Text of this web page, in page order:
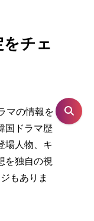
チェ
マの情報を
国ドラマ歴
場人物、キ
を独自の視
もありま